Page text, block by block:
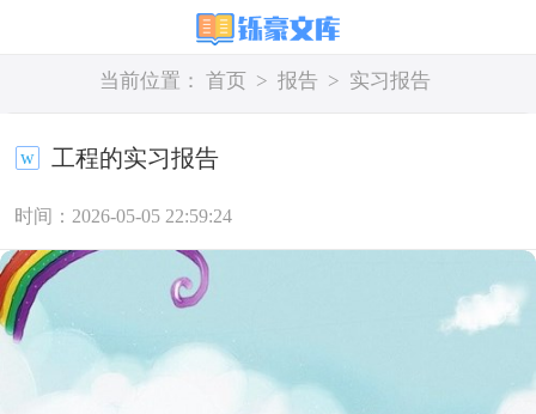
当前位置： 首页 > 报告 > 实习报告
工程的实习报告
时间：2026-05-05 22:59:24